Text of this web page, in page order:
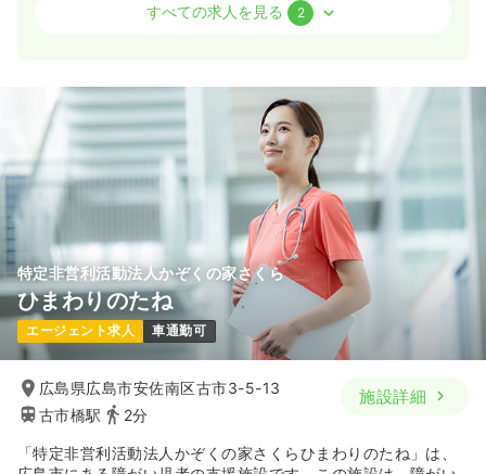
給与 24.0〜34.0 賞与4ヶ月
※一例
8:30～18:00（休憩120分）
4週8休以上
月給34万円以上可
詳細を見る
日勤のみ（パート） 一時募集休止
給与 お問い合わせください
時間 8:30～18:00（休憩120分）
気になる 詳細を見る
すべての求人を見る 2
特定非営利活動法人かぞくの家さくら
ひまわりのたね
エージェント求人 車通勤可
広島県広島市安佐南区古市3-5-13
古市橋駅
2分
施設詳細
「特定非営利活動法人かぞくの家さくらひまわりのたね」は、